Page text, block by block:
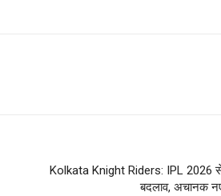
Kolkata Knight Riders: IPL 2026
बदलाव, अचानक